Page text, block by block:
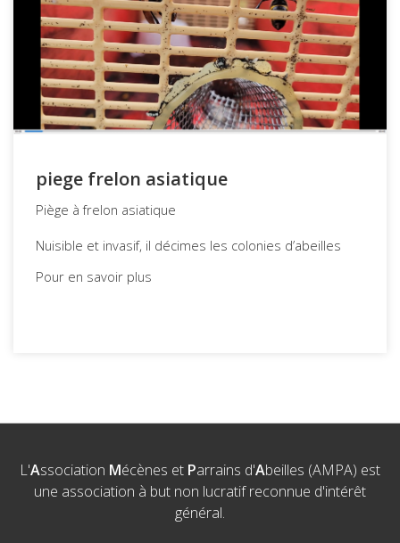
piege frelon asiatique
Piège à frelon asiatique
Nuisible et invasif, il décimes les colonies d’abeilles
Pour en savoir plus
L'Association Mécènes et Parrains d'Abeilles (AMPA) est
une association à but non lucratif reconnue d'intérêt
général.